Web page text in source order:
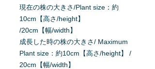
現在の株の大きさ/Plant size：約
10cm【高さ/height】
/20cm【幅/width】
成長した時の株の大きさ/ Maximum
Plant size：約10cm【高さ/height】 /
20cm【幅/width】